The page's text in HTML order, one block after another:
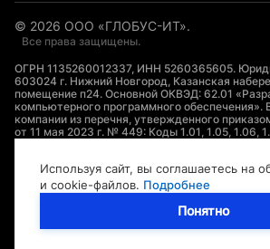
© 2026 ООО «ГЛОБУС-ИТ».
Все права защищены.
ОГРН 1135260012337, ИНН 5260365605.
603024 г. Нижний Новгород, Казанская
помещение п24. Основной ОКВЭД: 62.01
компьютерного программного обеспечения».
компании из перечня, утвержденного
от 11 мая 2023 г. № 449: Коды 1.01, 1.05, 1.06,
Логотип ООО «ГЛОБУС-ИТ» является
обозначением по смыслу ст.1538 ГК РФ. Вся
каких условиях не является публичной
Используя сайт, вы соглашаетесь на
и cookie-файлов. Подробнее
Понятно